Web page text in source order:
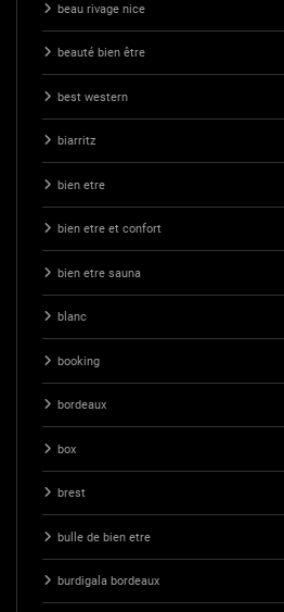
beau rivage nice
beauté bien être
best western
biarritz
bien etre
bien etre et confort
bien etre sauna
blanc
booking
bordeaux
box
brest
bulle de bien etre
burdigala bordeaux